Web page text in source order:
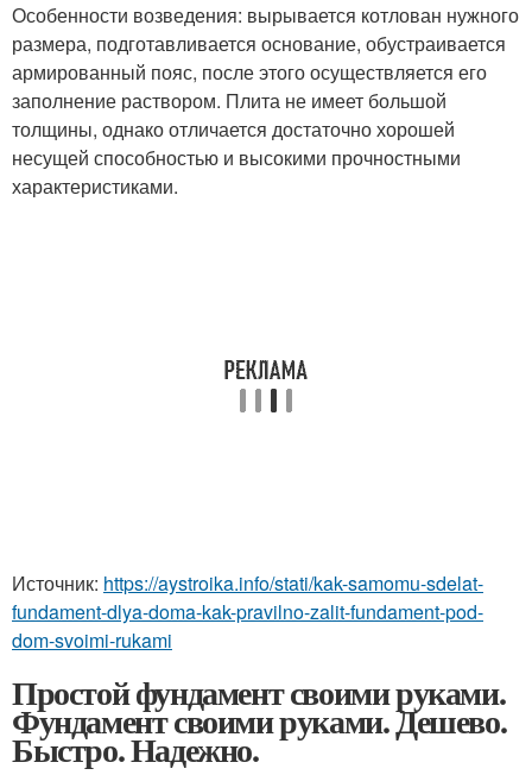
Особенности возведения: вырывается котлован нужного
размера, подготавливается основание, обустраивается
армированный пояс, после этого осуществляется его
заполнение раствором. Плита не имеет большой
толщины, однако отличается достаточно хорошей
несущей способностью и высокими прочностными
характеристиками.
Источник: https://aystroika.info/stati/kak-samomu-sdelat-
fundament-dlya-doma-kak-pravilno-zalit-fundament-pod-
dom-svoimi-rukami
Простой фундамент своими руками.
Фундамент своими руками. Дешево.
Быстро. Надежно.